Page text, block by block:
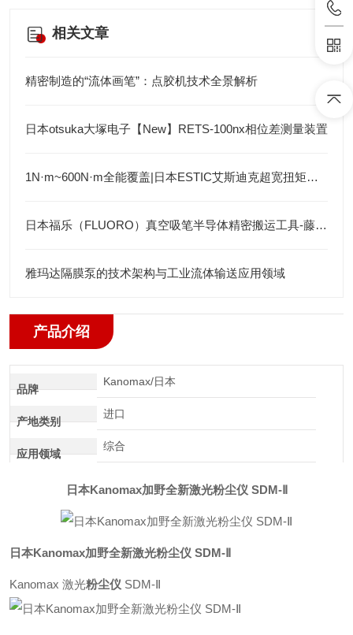
相关文章
精密制造的“流体画笔”：点胶机技术全景解析
日本otsuka大塚电子【New】RETS-100nx相位差测量装置
1N·m~600N·m全能覆盖|日本ESTIC艾斯迪克超宽扭矩弯头枪
日本福乐（FLUORO）真空吸笔半导体精密搬运工具-藤田光学
雅玛达隔膜泵的技术架构与工业流体输送应用领域
产品介绍
品牌
Kanomax/日本
产地类别
进口
应用领域
综合
日本Kanomax加野全新激光粉尘仪 SDM-Ⅱ
日本Kanomax加野全新激光粉尘仪 SDM-Ⅱ
Kanomax 激光粉尘仪 SDM-Ⅱ